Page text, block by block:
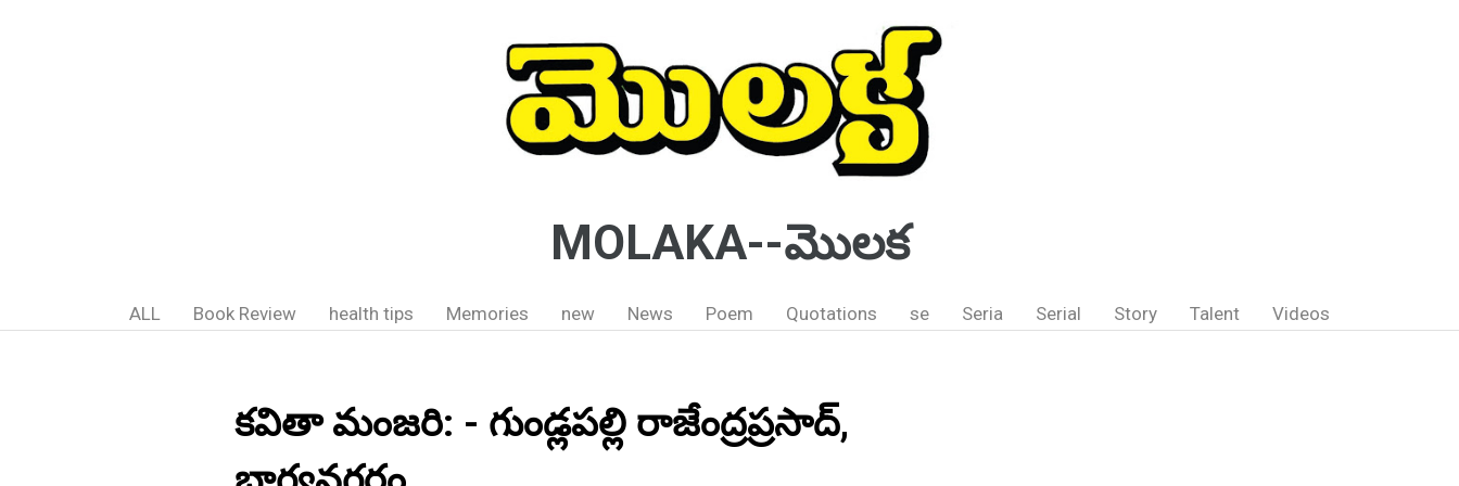
MOLAKA--మొలక
ALL Book Review health tips Memories new News Poem Quotations se Seria Serial Story Talent Videos
కవితా మంజరి: - గుండ్లపల్లి రాజేంద్రప్రసాద్,